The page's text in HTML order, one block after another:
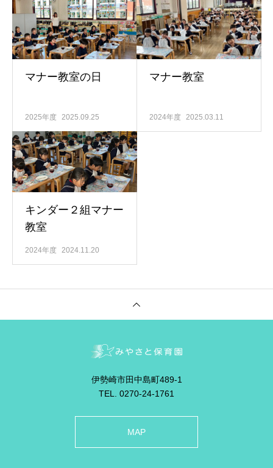
マナー教室の日
2025年度 2025.09.25
マナー教室
2024年度 2025.03.11
キンダー２組マナー
教室
2024年度 2024.11.20
伊勢崎市田中島町489-1
TEL. 0270-24-1761
MAP